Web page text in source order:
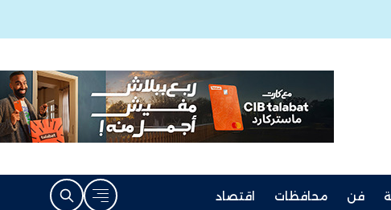
فن محافظات اقتصاد